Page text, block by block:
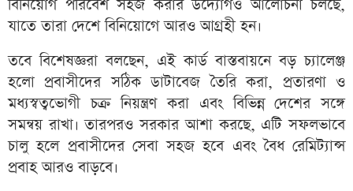
বিনিয়োগ পরিবেশ সহজ করার উদ্যোগও আলোচনা চলছে,
যাতে তারা দেশে বিনিয়োগে আরও আগ্রহী হন।
তবে বিশেষজ্ঞরা বলছেন, এই কার্ড বাস্তবায়নে বড় চ্যালেঞ্জ
হলো প্রবাসীদের সঠিক ডাটাবেজ তৈরি করা, প্রতারণা ও
মধ্যস্বত্বভোগী চক্র নিয়ন্ত্রণ করা এবং বিভিন্ন দেশের সঙ্গে
সমন্বয় রাখা। তারপরও সরকার আশা করছে, এটি সফলভাবে
চালু হলে প্রবাসীদের সেবা সহজ হবে এবং বৈধ রেমিট্যান্স
প্রবাহ আরও বাড়বে।